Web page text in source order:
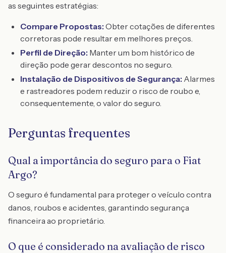
as seguintes estratégias:
Compare Propostas: Obter cotações de diferentes
corretoras pode resultar em melhores preços.
Perfil de Direção: Manter um bom histórico de
direção pode gerar descontos no seguro.
Instalação de Dispositivos de Segurança: Alarmes
e rastreadores podem reduzir o risco de roubo e,
consequentemente, o valor do seguro.
Perguntas frequentes
Qual a importância do seguro para o Fiat
Argo?
O seguro é fundamental para proteger o veículo contra
danos, roubos e acidentes, garantindo segurança
financeira ao proprietário.
O que é considerado na avaliação de risco